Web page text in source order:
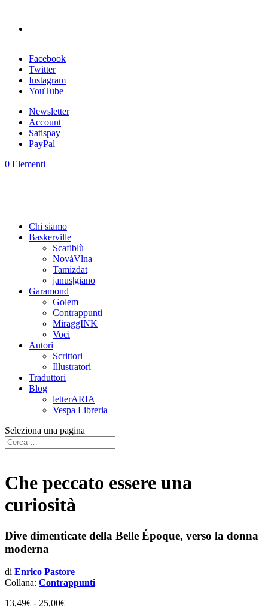
Facebook
Twitter
Instagram
YouTube
Newsletter
Account
Satispay
PayPal
0 Elementi
Chi siamo
Baskerville
Scafiblù
NováVlna
Tamizdat
janus|giano
Garamond
Golem
Contrappunti
MiraggINK
Voci
Autori
Scrittori
Illustratori
Traduttori
Blog
letterARIA
Vespa Libreria
Seleziona una pagina
Che peccato essere una
curiosità
Dive dimenticate della Belle Époque, verso la donna
moderna
di Enrico Pastore
Collana: Contrappunti
13,49€ - 25,00€Fascia